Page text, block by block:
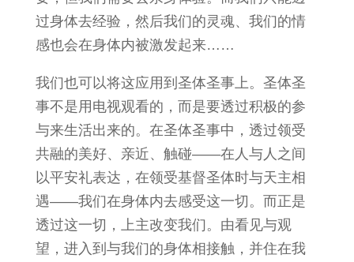
过身体去经验，然后我们的灵魂、我们的情
感也会在身体内被激发起来……
我们也可以将这应用到圣体圣事上。圣体圣
事不是用电视观看的，而是要透过积极的参
与来生活出来的。在圣体圣事中，透过领受
共融的美好、亲近、触碰——在人与人之间
以平安礼表达，在领受基督圣体时与天主相
遇——我们在身体内去感受这一切。而正是
透过这一切，上主改变我们。由看见与观
望，进入到与我们的身体相接触，并住在我